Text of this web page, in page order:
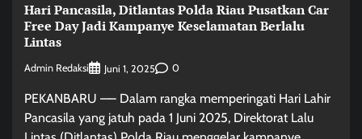
Hari Pancasila, Ditlantas Polda Riau Pusatkan Car
Free Day Jadi Kampanye Keselamatan Berlalu
Lintas
Admin Redaksi Juni 1, 2025 0
PEKANBARU —– Dalam rangka memperingati Hari Lahir
Pancasila yang jatuh pada 1 Juni 2025, Direktorat Lalu